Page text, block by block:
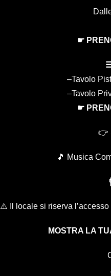
☛
–Tavolo
–Tavolo
☛
👉
🎵 Musica
⚠️ Il locale si riserva
MOSTRA LA